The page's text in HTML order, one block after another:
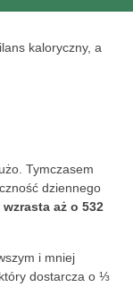
kaloryczny, a
Tymczasem
dziennego
wzrasta aż o 532
i mniej
dostarcza o ⅓